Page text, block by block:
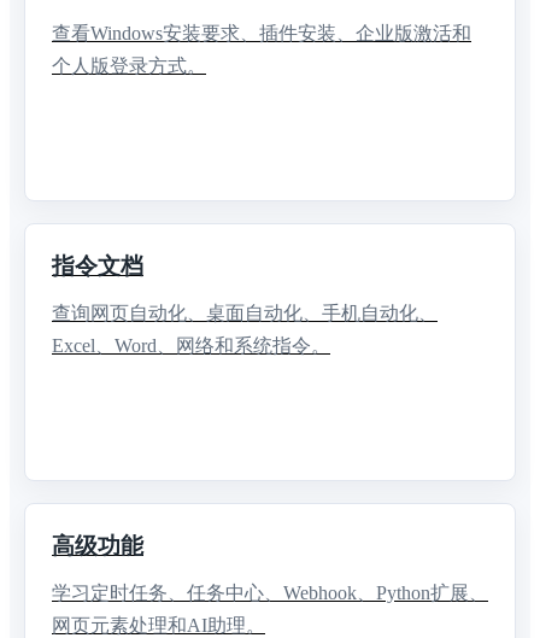
查看Windows安装要求、插件安装、企业版激活和
个人版登录方式。
指令文档
查询网页自动化、桌面自动化、手机自动化、
Excel、Word、网络和系统指令。
高级功能
学习定时任务、任务中心、Webhook、Python扩展、
网页元素处理和AI助理。